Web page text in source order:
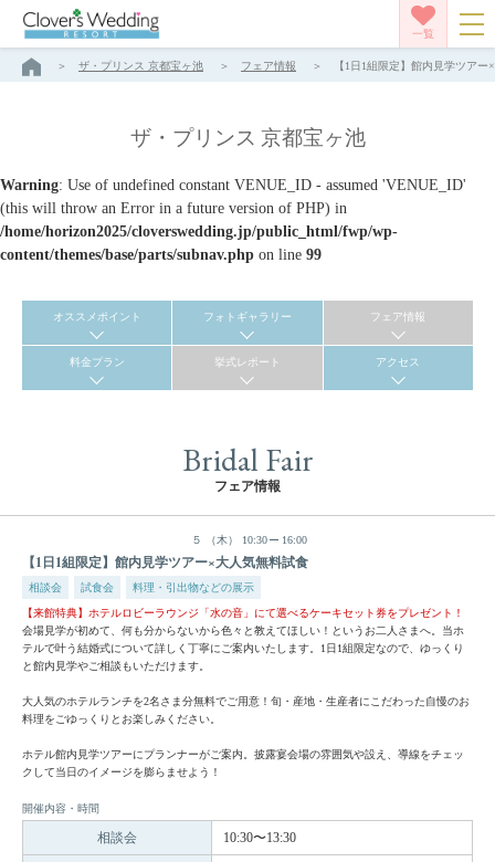
一覧
ザ・プリンス 京都宝ヶ池 フェア情報 【1日1組限定】館内見学ツア
ザ・プリンス 京都宝ヶ池
Warning: Use of undefined constant VENUE_ID - assumed 'VENUE_ID'
(this will throw an Error in a future version of PHP) in
/home/horizon2025/cloverswedding.jp/public_html/fwp/wp-
content/themes/base/parts/subnav.php on line 99
オススメポイント フォトギャラリー フェア情報
料金プラン 挙式レポート アクセス
Bridal Fair
フェア情報
５ （木） 10:30 16:00
【1日1組限定】館内見学ツアー×大人気無料試食
相談会 試食会 料理・引出物などの展示
【来館特典】ホテルロビーラウンジ「水の音」にて選べるケーキセット券をプレゼント！
会場見学が初めて、何も分からないから色々と教えてほしい！というお二人さまへ。当ホ
テルで叶う結婚式について詳しく丁寧にご案内いたします。1日1組限定なので、ゆっくり
と館内見学やご相談もいただけます。
大人気のホテルランチを2名さま分無料でご用意！旬・産地・生産者にこだわった自慢のお
料理をごゆっくりとお楽しみください。
ホテル館内見学ツアーにプランナーがご案内。披露宴会場の雰囲気や設え、導線をチェッ
クして当日のイメージを膨らませよう！
開催内容・時間
相談会 10:30〜13:30